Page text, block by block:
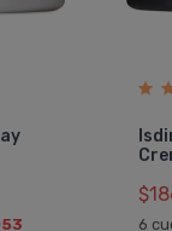
6